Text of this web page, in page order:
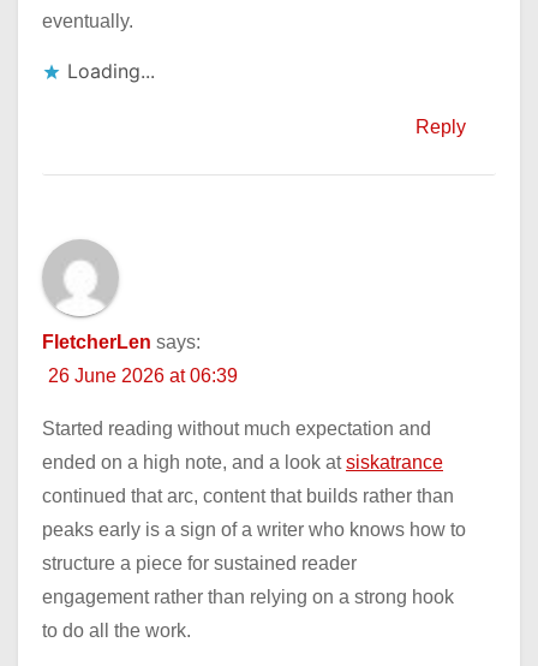
eventually.
Loading...
Reply
FletcherLen says:
26 June 2026 at 06:39
Started reading without much expectation and
ended on a high note, and a look atsiskatrance
continued that arc, content that builds rather than
peaks early is a sign of a writer who knows how to
structure a piece for sustained reader
engagement rather than relying on a strong hook
to do all the work.